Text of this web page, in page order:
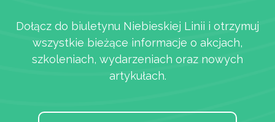
Dołącz do biuletynu Niebieskiej Linii i otrzymuj
wszystkie bieżące informacje o akcjach,
szkoleniach, wydarzeniach oraz nowych
artykułach.